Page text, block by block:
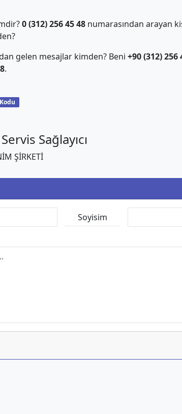
0 (312) 256 45 48numarasından arayan
gelen mesajlar kimden? Beni +90 (312) 256
.
Sağlayıcı
ŞİRKETİ
Soyisim